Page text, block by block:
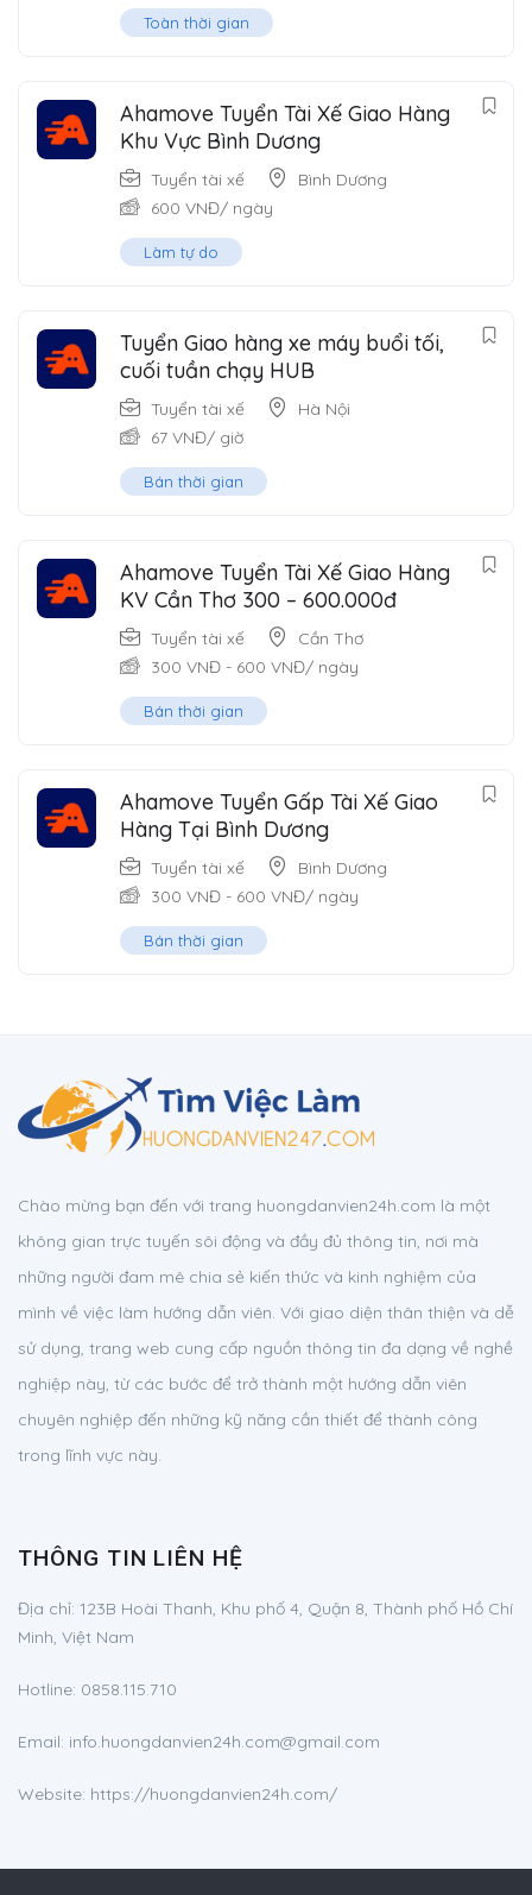
Toàn thời gian
Ahamove Tuyển Tài Xế Giao Hàng
Khu Vực Bình Dương
Tuyển tài xế
Bình Dương
600 VNĐ/ ngày
Làm tự do
Tuyển Giao hàng xe máy buổi tối,
cuối tuần chạy HUB
Tuyển tài xế
Hà Nội
67 VNĐ/ giờ
Bán thời gian
Ahamove Tuyển Tài Xế Giao Hàng
KV Cần Thơ 300 – 600.000đ
Tuyển tài xế
Cần Thơ
300 VNĐ - 600 VNĐ/ ngày
Bán thời gian
Ahamove Tuyển Gấp Tài Xế Giao
Hàng Tại Bình Dương
Tuyển tài xế
Bình Dương
300 VNĐ - 600 VNĐ/ ngày
Bán thời gian
Chào mừng bạn đến với trang huongdanvien24h.com là một
không gian trực tuyến sôi động và đầy đủ thông tin, nơi mà
những người đam mê chia sẻ kiến thức và kinh nghiệm của
mình về việc làm hướng dẫn viên. Với giao diện thân thiện và dễ
sử dụng, trang web cung cấp nguồn thông tin đa dạng về nghề
nghiệp này, từ các bước để trở thành một hướng dẫn viên
chuyên nghiệp đến những kỹ năng cần thiết để thành công
trong lĩnh vực này.
THÔNG TIN LIÊN HỆ
Địa chỉ: 123B Hoài Thanh, Khu phố 4, Quận 8, Thành phố Hồ Chí
Minh, Việt Nam
Hotline: 0858.115.710
Email: info.huongdanvien24h.com@gmail.com
Website: https://huongdanvien24h.com/